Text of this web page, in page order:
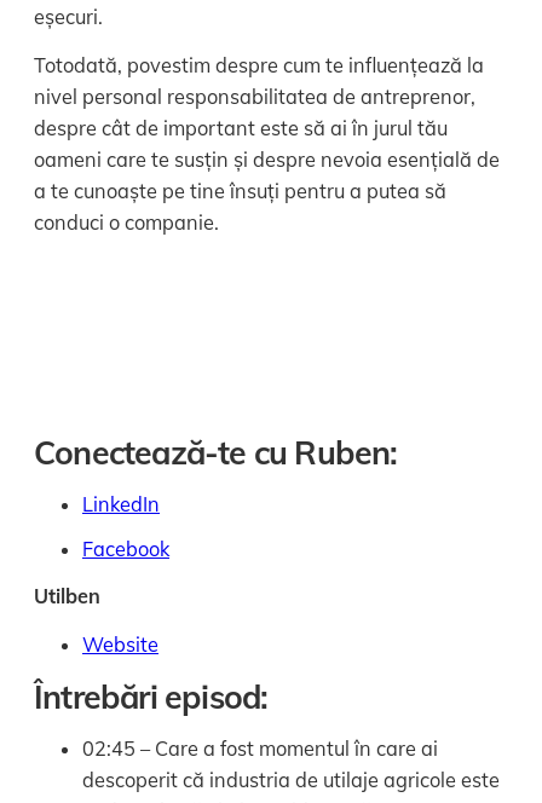
eșecuri.
Totodată, povestim despre cum te influențează la
nivel personal responsabilitatea de antreprenor,
despre cât de important este să ai în jurul tău
oameni care te susțin și despre nevoia esențială de
a te cunoaște pe tine însuți pentru a putea să
conduci o companie.
Conectează-te cu Ruben:
LinkedIn
Facebook
Utilben
Website
Întrebări episod:
02:45 – Care a fost momentul în care ai
descoperit că industria de utilaje agricole este